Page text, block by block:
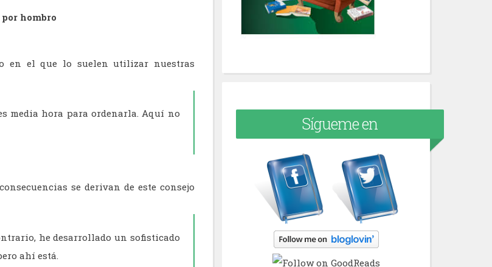
hombro
en el que lo suelen utilizar nuestras
media hora para ordenarla. Aquí no
se derivan de este consejo
he desarrollado un sofisticado
ahí está.
Sígueme en